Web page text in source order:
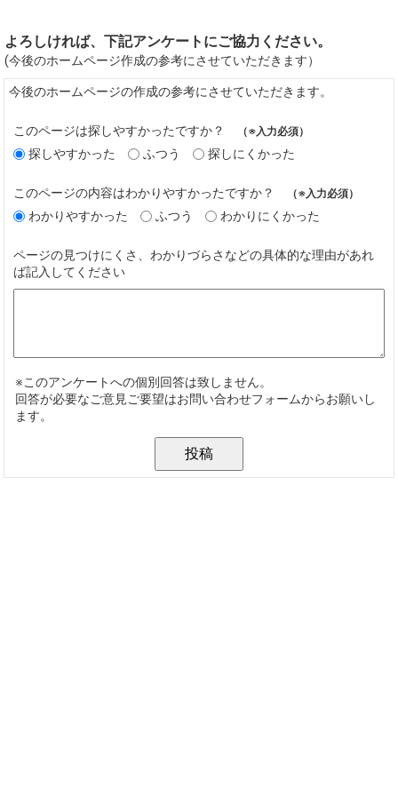
よろしければ、下記アンケートにご協力ください。
(今後のホームページ作成の参考にさせていただきます）
今後のホームページの作成の参考にさせていただきます。
このページは探しやすかったですか？ （※入力必須）
探しやすかった ふつう 探しにくかった
このページの内容はわかりやすかったですか？ （※入力必須）
わかりやすかった ふつう わかりにくかった
ページの見つけにくさ、わかりづらさなどの具体的な理由があれ
ば記入してください
※このアンケートへの個別回答は致しません。
回答が必要なご意見ご要望はお問い合わせフォームからお願いし
ます。